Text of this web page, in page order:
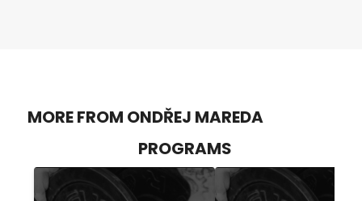
MORE FROM ONDŘEJ MAREDA
PROGRAMS